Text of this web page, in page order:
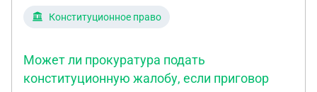
самостоятельность местного самоуправления и
закон соответствующего субъекта Российской
ряд положений федерального закона «Об общих
принципах организации местного
Конституционное право
Может ли прокуратура подать
конституционную жалобу, если приговор